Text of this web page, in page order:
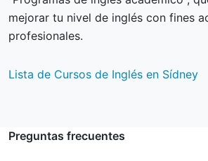
mejorar tu nivel de inglés con fines
profesionales.
Lista de Cursos de Inglés en Sídney
Preguntas frecuentes